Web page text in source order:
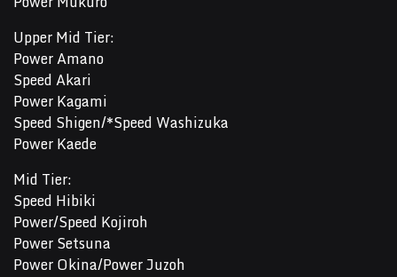
Upper Mid Tier:
Power Amano
Speed Akari
Power Kagami
Speed Shigen/*Speed Washizuka
Power Kaede
Mid Tier:
Speed Hibiki
Power/Speed Kojiroh
Power Setsuna
Power Okina/Power Juzoh